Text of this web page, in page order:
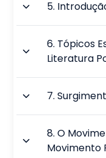
5.
6. Tópicos
Literatura
7.
8.O
Movimento